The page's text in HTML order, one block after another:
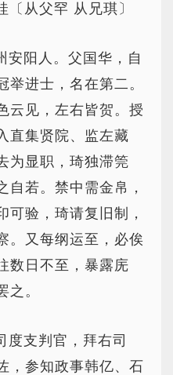
从父罕 从兄琪〕
安阳人。父国华，自
举进士，名在第二。
云见，左右皆贺。授
直集贤院、监左藏
为显职，琦独滞筦
自若。禁中需金帛，
可验，琦请复旧制，
。又每纲运至，必俟
数日不至，暴露庑
之。
度支判官，拜右司
，参知政事韩亿、石